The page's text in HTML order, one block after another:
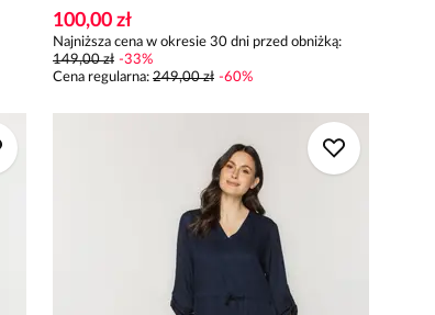
100,00 zł
Najniższa cena w okresie 30 dni przed obniżką:
149,00 zł -33%
Cena regularna: 249,00 zł -60%